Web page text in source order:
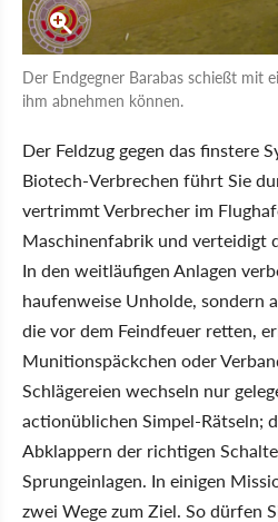
Der Endgegner Barabas schießt mit
ihm abnehmen können.
Der Feldzug gegen das finstere
Biotech-Verbrechen führt Sie
vertrimmt Verbrecher im
Maschinenfabrik und verteidigt
In den weitläufigen Anlagen
haufenweise Unholde, sondern
die vor dem Feindfeuer retten,
Munitionspäckchen oder
Schlägereien wechseln nur
actionüblichen Simpel-Rätseln;
Abklappern der richtigen
Sprungeinlagen. In einigen
zwei Wege zum Ziel. So dürfen